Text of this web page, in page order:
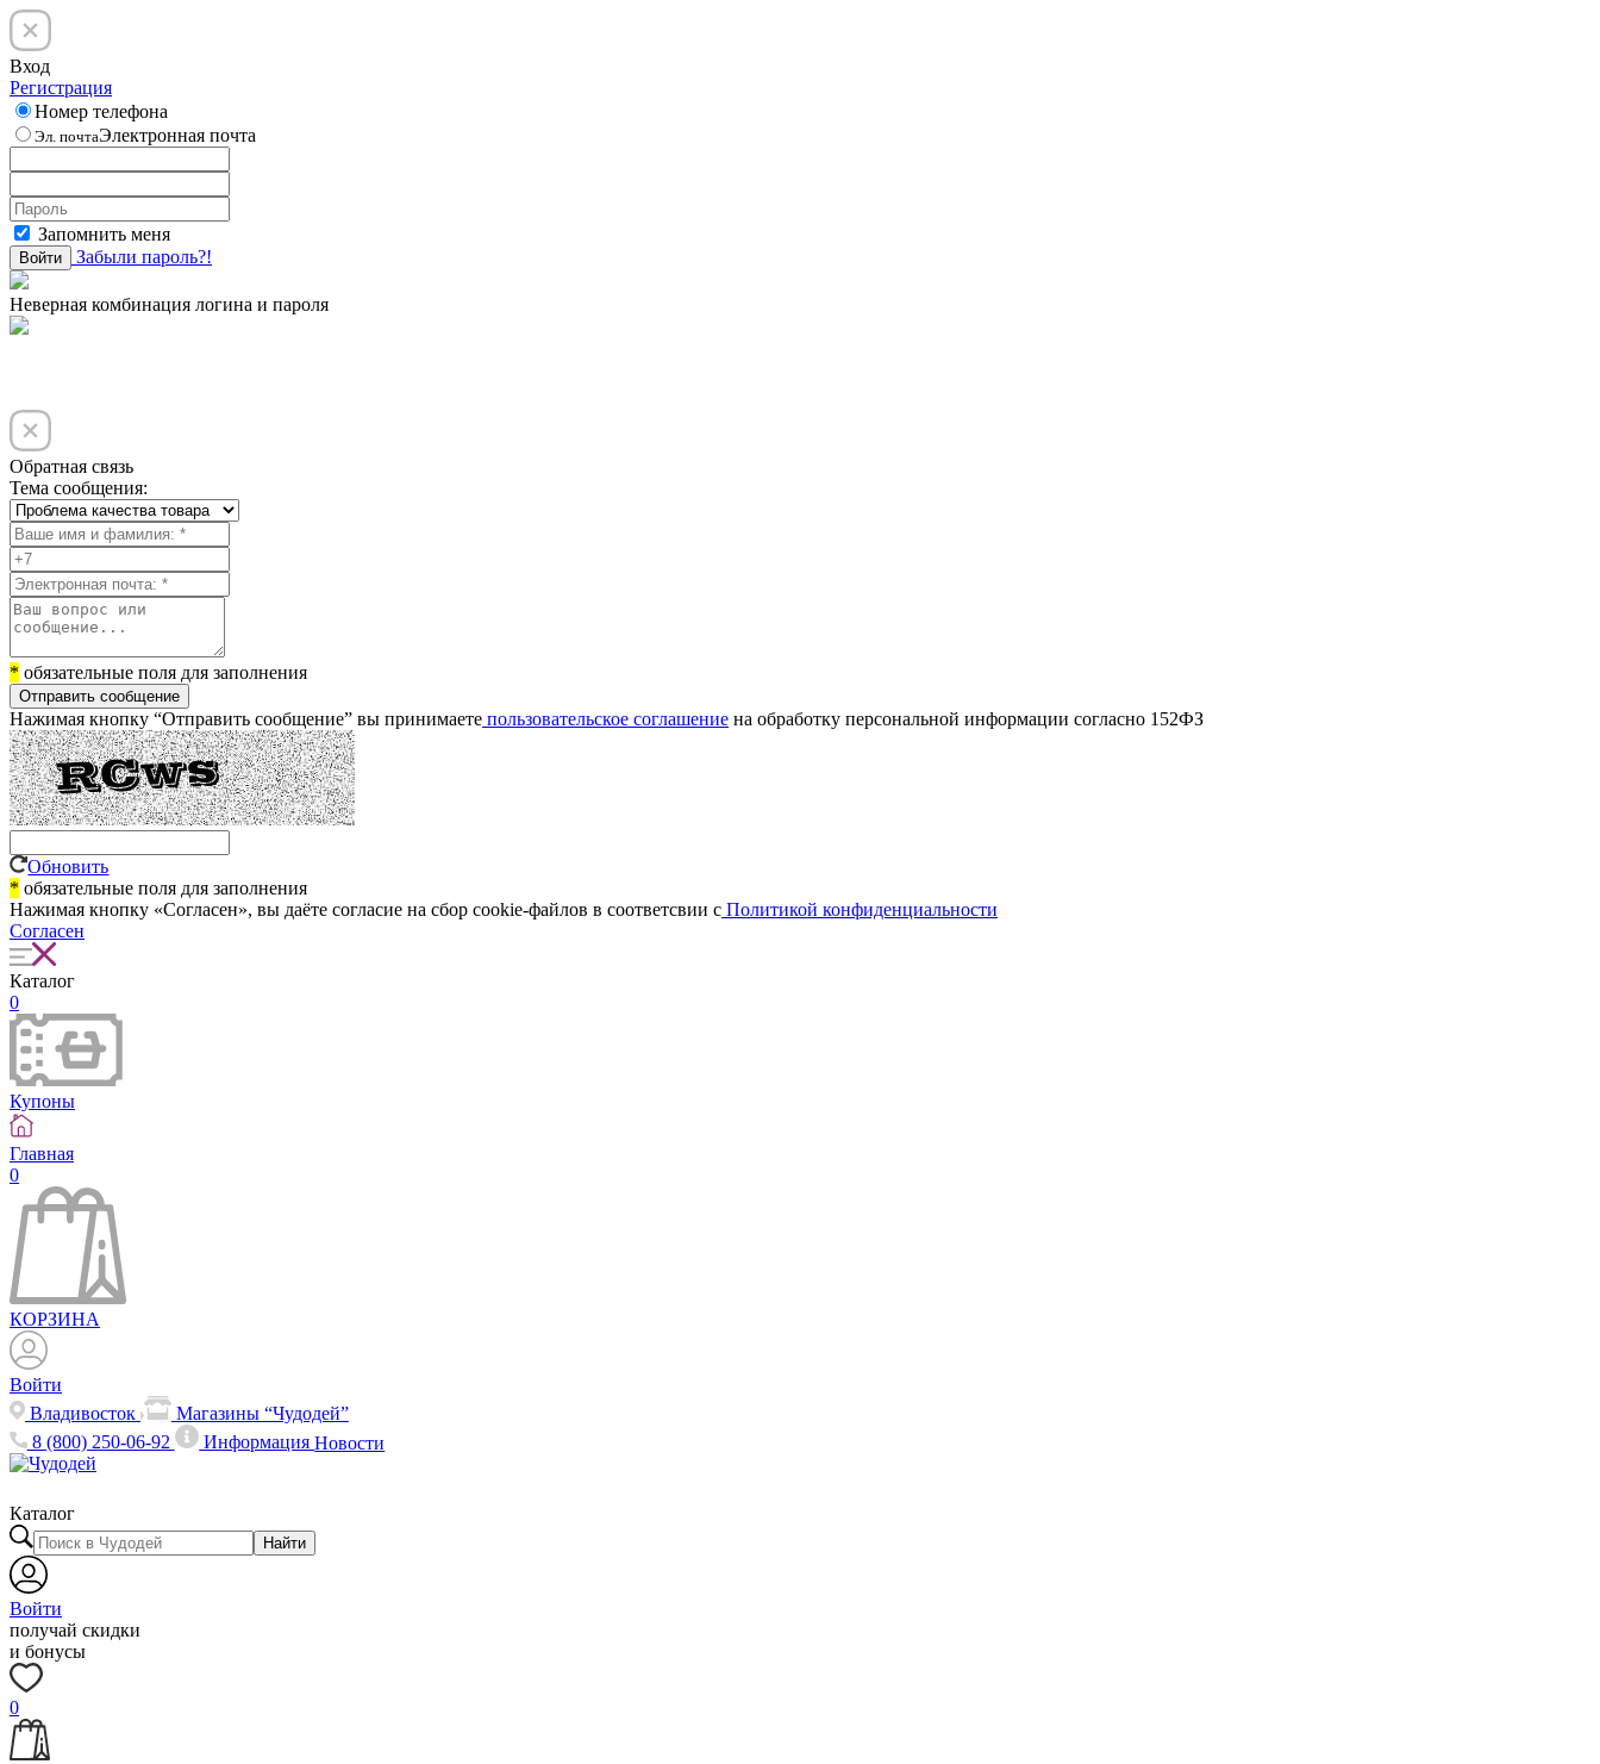
Вход
Регистрация
Номер телефона
Эл. почтаЭлектронная почта
Запомнить меня
Войти Забыли пароль?!
Неверная комбинация логина и пароля
Обратная связь
Тема сообщения:
* обязательные поля для заполнения
Отправить сообщение
Нажимая кнопку “Отправить сообщение” вы принимаете пользовательское соглашение на обработку персональной информации согласно 152ФЗ
Обновить
* обязательные поля для заполнения
Нажимая кнопку «Согласен», вы даёте cогласие на сбор cookie-файлов в соответсвии с Политикой конфиденциальности
Согласен
Каталог
0
Купоны
Главная
0
КОРЗИНА
Войти
Владивосток
Магазины “Чудодей”
8 (800) 250-06-92
ИнформацияНовости
Каталог
Найти
Войти
получай скидки
и бонусы
0